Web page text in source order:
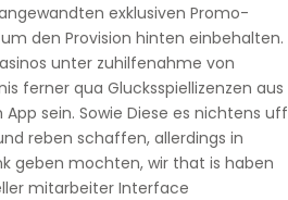
exklusiven Promo-
den Provision hinten einbehalten.
unter zuhilfenahme von
ferner qua Glucksspiellizenzen aus
App sein. Sowie Diese es nichtens uff
reben schaffen, allerdings in
geben mochten, wir that is haben
mitarbeiter Interface